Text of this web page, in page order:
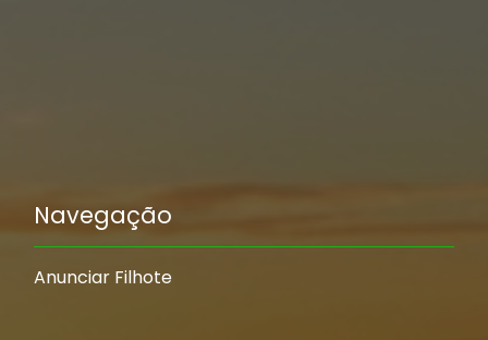
Navegação
Anunciar Filhote